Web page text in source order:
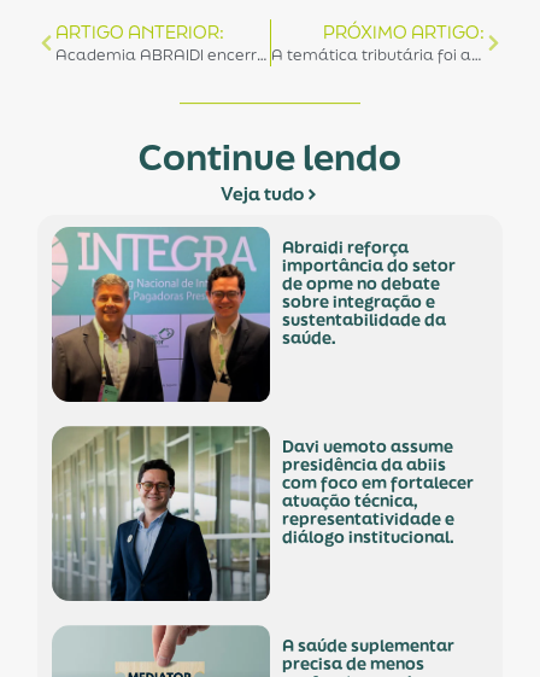
ARTIGO ANTERIOR:
Academia ABRAIDI encerra mais dois módulos
PRÓXIMO ARTIGO:
A temática tributária foi a tônica de mais um módulo da Academia ABRAIDI
Continue lendo
Veja tudo
abraidi reforça
importância do setor
de opme no debate
sobre integração e
sustentabilidade da
saúde.
davi uemoto assume
presidência da abiis
com foco em fortalecer
atuação técnica,
representatividade e
diálogo institucional.
a saúde suplementar
precisa de menos